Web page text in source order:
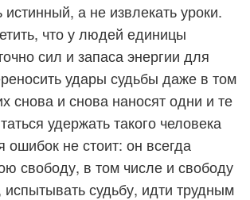
истинный, а не извлекать уроки.
что у людей единицы
сил и запаса энергии для
удары судьбы даже в том
снова и снова наносят одни и те
удержать такого человека
ошибок не стоит: он всегда
свободу, в том числе и свободу
испытывать судьбу, идти трудным